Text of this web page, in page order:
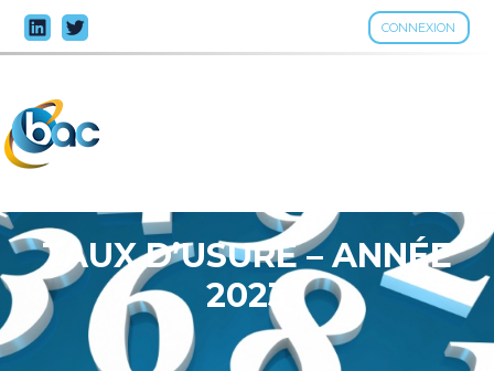
CONNEXION
Aller
au
TAUX D’USURE – ANNÉE
2023